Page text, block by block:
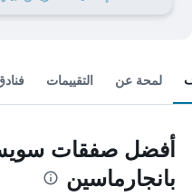
لمحة عن التقييمات
أفضل صفقات سويس-
بانجارماسين